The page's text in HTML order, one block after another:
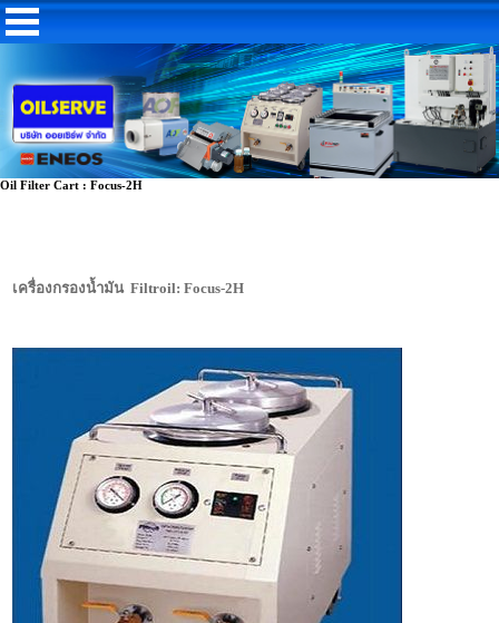
Oil Filter Cart : Focus-2H
เครื่องกรองน้ำมัน Filtroil: Focus-2H